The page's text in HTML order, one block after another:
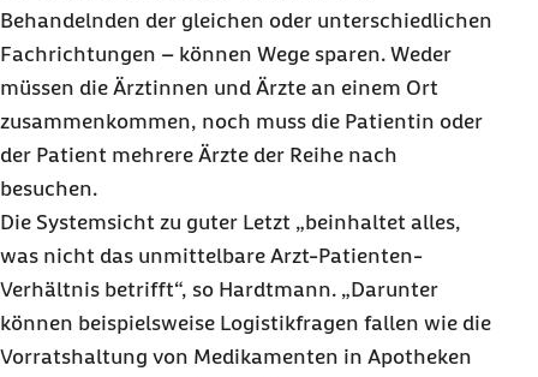
Behandelnden der gleichen oder unterschiedlichen
Fachrichtungen – können Wege sparen. Weder
müssen die Ärztinnen und Ärzte an einem Ort
zusammenkommen, noch muss die Patientin oder
der Patient mehrere Ärzte der Reihe nach
besuchen.
Die Systemsicht zu guter Letzt „beinhaltet alles,
was nicht das unmittelbare Arzt-Patienten-
Verhältnis betrifft“, so Hardtmann. „Darunter
können beispielsweise Logistikfragen fallen wie die
Vorratshaltung von Medikamenten in Apotheken